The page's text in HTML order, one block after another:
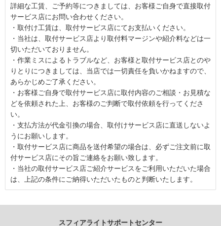
詳細な工賃、ご予約等につきましては、お客様ご自身で直接取付
サービス店にお問い合わせください。
・取付け工賃は、取付サービス店にてお支払いください。
・当社は、取付サービス店より取付料マージンや紹介料などは一
切いただいておりません。
・作業ミスによるトラブルなど、お客様と取付サービス店とのや
りとりにつきましては、当店では一切責任を負いかねますので、
あらかじめご了承ください。
・お客様ご自身で取付サービス店に取付内容のご相談・お見積な
どを依頼された上、お客様のご判断で取付依頼を行ってくださ
い。
・支払方法が代金引換の場合、取付けサービス店に直送しないよ
うにお願いします。
・取付サービス店に商品を送付希望の場合は、必ずご注文前に取
付サービス店にその旨ご連絡をお願い致します。
・当社の取付サービス店ご紹介サービスをご利用いただいた場合
は、上記の条件にご納得いただいたものと判断いたします。
スフィアライトサポートセンター